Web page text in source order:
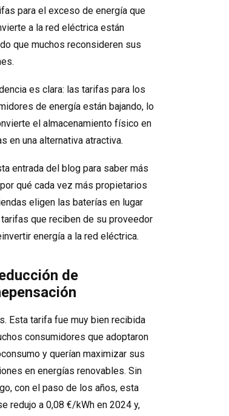
para el exceso de energía que
a la red eléctrica están
que muchos reconsideren sus
es clara: las tarifas para los
de energía están bajando, lo
el almacenamiento físico en
en una alternativa atractiva.
entrada del blog para saber más
qué cada vez más propietarios
eligen las baterías en lugar
que reciben de su proveedor
energía a la red eléctrica.
de
Esta tarifa fue muy bien recibida
consumidores que adoptaron
y querían maximizar sus
en energías renovables. Sin
con el paso de los años, esta
redujo a 0,08 €/kWh en 2024 y,